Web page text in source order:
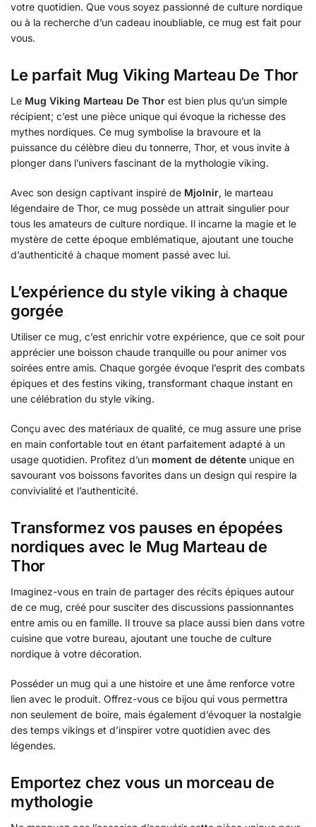
votre quotidien. Que vous soyez passionné de culture nordique
ou à la recherche d’un cadeau inoubliable, ce mug est fait pour
vous.
Le parfait Mug Viking Marteau De Thor
Le Mug Viking Marteau De Thor est bien plus qu’un simple
récipient; c’est une pièce unique qui évoque la richesse des
mythes nordiques. Ce mug symbolise la bravoure et la
puissance du célèbre dieu du tonnerre, Thor, et vous invite à
plonger dans l’univers fascinant de la mythologie viking.
Avec son design captivant inspiré de Mjolnir, le marteau
légendaire de Thor, ce mug possède un attrait singulier pour
tous les amateurs de culture nordique. Il incarne la magie et le
mystère de cette époque emblématique, ajoutant une touche
d’authenticité à chaque moment passé avec lui.
L’expérience du style viking à chaque
gorgée
Utiliser ce mug, c’est enrichir votre expérience, que ce soit pour
apprécier une boisson chaude tranquille ou pour animer vos
soirées entre amis. Chaque gorgée évoque l’esprit des combats
épiques et des festins viking, transformant chaque instant en
une célébration du style viking.
Conçu avec des matériaux de qualité, ce mug assure une prise
en main confortable tout en étant parfaitement adapté à un
usage quotidien. Profitez d’un moment de détente unique en
savourant vos boissons favorites dans un design qui respire la
convivialité et l’authenticité.
Transformez vos pauses en épopées
nordiques avec le Mug Marteau de
Thor
Imaginez-vous en train de partager des récits épiques autour
de ce mug, créé pour susciter des discussions passionnantes
entre amis ou en famille. Il trouve sa place aussi bien dans votre
cuisine que votre bureau, ajoutant une touche de culture
nordique à votre décoration.
Posséder un mug qui a une histoire et une âme renforce votre
lien avec le produit. Offrez-vous ce bijou qui vous permettra
non seulement de boire, mais également d’évoquer la nostalgie
des temps vikings et d’inspirer votre quotidien avec des
légendes.
Emportez chez vous un morceau de
mythologie